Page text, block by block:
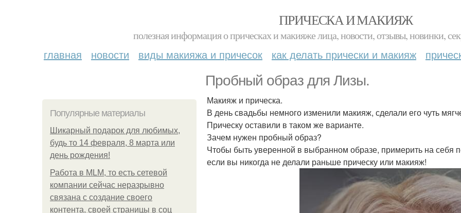
ПРИЧЕСКА И МАКИЯЖ
полезная информация о прическах и макияже лица, новости, отзывы, новинки,
главная новости виды макияжа и причесок как делать прически и макияж
Пробный образ для Лизы.
Популярные материалы
Шикарный подарок для любимых,
будь то 14 февраля, 8 марта или
день рождения!
Работа в MLM, то есть сетевой
компании сейчас неразрывно
связана с создание своего
контента, своей страницы в соц
Макияж и прическа.
В день свадьбы немного изменили макияж, сделали его чуть
Прическу оставили в таком же варианте.
Зачем нужен пробный образ?
Чтобы быть уверенной в выбранном образе, примерить на себя
если вы никогда не делали раньше прическу или макияж!